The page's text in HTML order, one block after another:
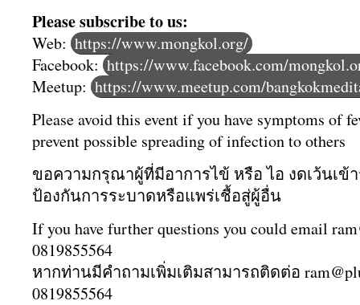
Please subscribe to us:
Web: https://www.mongkol.org/
Facebook: https://www.facebook.com/
Meetup: https://www.meetup.com/
Please avoid this event if you have symptoms of
prevent possible spreading of infection to others
ขอความกรุณาผู้ที่มีอาการไข้ หรือ ไอ งดเว้นเข้
ป้องกันการระบาดหรือแพร่เชื้อสู่ผู้อื่น
If you have further questions you could email
0819855564
หากท่านมีคำถามเพิ่มเติมสามารถติดต่อ
0819855564